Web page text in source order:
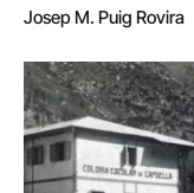
Josep M. Puig Rovira